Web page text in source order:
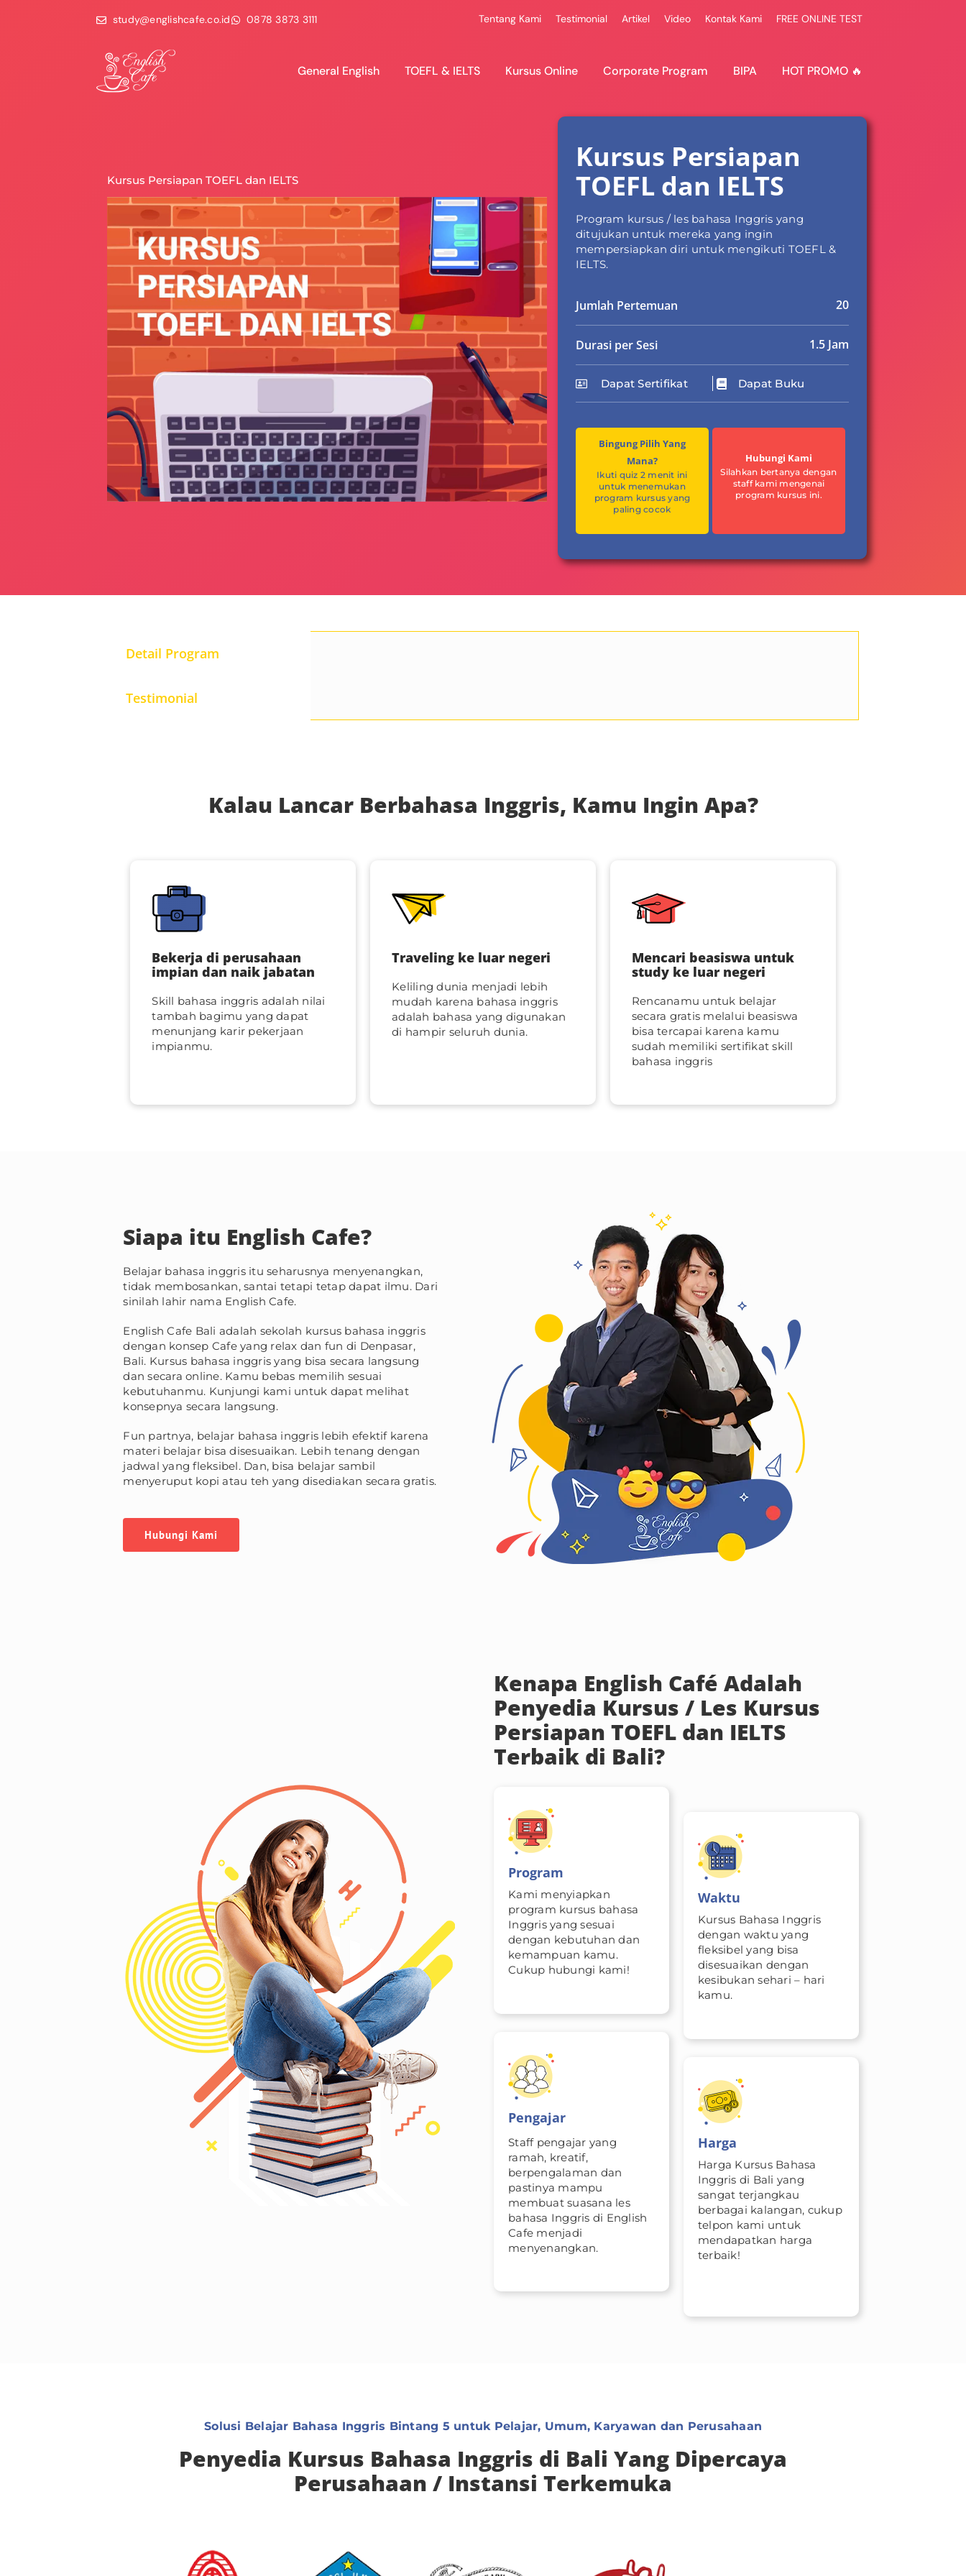
study@englishcafe.co.id 0878 3873 3111 Tentang Kami Testimonial Artikel Video Kontak Kami FREE ONLINE TEST
General English TOEFL & IELTS Kursus Online Corporate Program BIPA HOT PROMO 🔥
Kursus Persiapan TOEFL dan IELTS
Kursus Persiapan
TOEFL dan IELTS
Program kursus / les bahasa Inggris yang
ditujukan untuk mereka yang ingin
mempersiapkan diri untuk mengikuti TOEFL &
IELTS.
Jumlah Pertemuan 20
Durasi per Sesi 1.5 Jam
Dapat Sertifikat Dapat Buku
Bingung Pilih Yang
Mana?
Ikuti quiz 2 menit ini
untuk menemukan
program kursus yang
paling cocok
Hubungi Kami
Silahkan bertanya dengan
staff kami mengenai
program kursus ini.
Detail Program
Testimonial
Kalau Lancar Berbahasa Inggris, Kamu Ingin Apa?
Bekerja di perusahaan
impian dan naik jabatan
Skill bahasa inggris adalah nilai
tambah bagimu yang dapat
menunjang karir pekerjaan
impianmu.
Traveling ke luar negeri
Keliling dunia menjadi lebih
mudah karena bahasa inggris
adalah bahasa yang digunakan
di hampir seluruh dunia.
Mencari beasiswa untuk
study ke luar negeri
Rencanamu untuk belajar
secara gratis melalui beasiswa
bisa tercapai karena kamu
sudah memiliki sertifikat skill
bahasa inggris
Siapa itu English Cafe?
Belajar bahasa inggris itu seharusnya menyenangkan,
tidak membosankan, santai tetapi tetap dapat ilmu. Dari
sinilah lahir nama English Cafe.
English Cafe Bali adalah sekolah kursus bahasa inggris
dengan konsep Cafe yang relax dan fun di Denpasar,
Bali. Kursus bahasa inggris yang bisa secara langsung
dan secara online. Kamu bebas memilih sesuai
kebutuhanmu. Kunjungi kami untuk dapat melihat
konsepnya secara langsung.
Fun partnya, belajar bahasa inggris lebih efektif karena
materi belajar bisa disesuaikan. Lebih tenang dengan
jadwal yang fleksibel. Dan, bisa belajar sambil
menyeruput kopi atau teh yang disediakan secara gratis.
Hubungi Kami
Kenapa English Café Adalah
Penyedia Kursus / Les Kursus
Persiapan TOEFL dan IELTS
Terbaik di Bali?
Program
Kami menyiapkan
program kursus bahasa
Inggris yang sesuai
dengan kebutuhan dan
kemampuan kamu.
Cukup hubungi kami!
Waktu
Kursus Bahasa Inggris
dengan waktu yang
fleksibel yang bisa
disesuaikan dengan
kesibukan sehari – hari
kamu.
Pengajar
Staff pengajar yang
ramah, kreatif,
berpengalaman dan
pastinya mampu
membuat suasana les
bahasa Inggris di English
Cafe menjadi
menyenangkan.
Harga
Harga Kursus Bahasa
Inggris di Bali yang
sangat terjangkau
berbagai kalangan, cukup
telpon kami untuk
mendapatkan harga
terbaik!
Solusi Belajar Bahasa Inggris Bintang 5 untuk Pelajar, Umum, Karyawan dan Perusahaan
Penyedia Kursus Bahasa Inggris di Bali Yang Dipercaya
Perusahaan / Instansi Terkemuka